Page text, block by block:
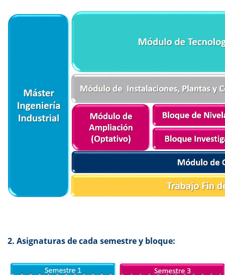
2. Asignaturas de cada semestre y bloque: